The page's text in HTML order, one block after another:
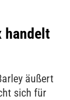
handelt
äußert
sich für